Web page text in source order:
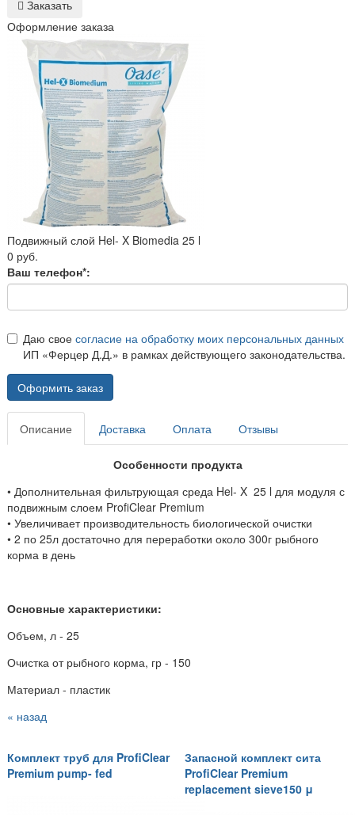
Заказать
Оформление заказа
Подвижный слой Hel- X Biomedia 25 l
0 руб.
Ваш телефон*:
Даю свое согласие на обработку моих персональных данных
ИП «Ферцер Д.Д.» в рамках действующего законодательства.
Оформить заказ
Описание Доставка Оплата Отзывы
Особенности продукта
• Дополнительная фильтрующая среда Hel- X 25 l для модуля с
подвижным слоем ProfiClear Premium
• Увеличивает производительность биологической очистки
• 2 по 25л достаточно для переработки около 300г рыбного
корма в день
Основные характеристики:
Объем, л - 25
Очистка от рыбного корма, гр - 150
Материал - пластик
« назад
Комплект труб для ProfiClear
Premium pump- fed
Запасной комплект сита
ProfiClear Premium
replacement sieve150 μ